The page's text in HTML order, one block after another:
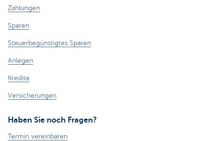
Zahlungen
Sparen
Steuerbegünstigtes Sparen
Anlegen
Kredite
Versicherungen
Haben Sie noch Fragen?
Termin vereinbaren